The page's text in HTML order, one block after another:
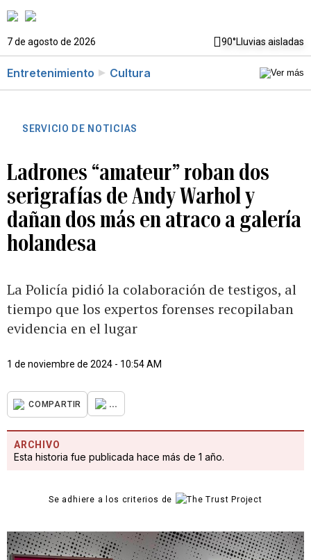
7 de agosto de 2026 90°Lluvias aisladas
Entretenimiento Cultura
SERVICIO DE NOTICIAS
Ladrones “amateur” roban dos
serigrafías de Andy Warhol y
dañan dos más en atraco a galería
holandesa
La Policía pidió la colaboración de testigos, al
tiempo que los expertos forenses recopilaban
evidencia en el lugar
1 de noviembre de 2024 - 10:54 AM
COMPARTIR ...
ARCHIVO
Esta historia fue publicada hace más de 1 año.
Se adhiere a los criterios de